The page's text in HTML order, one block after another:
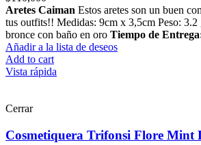
Aretes Caiman Estos aretes son un buen
tus outfits!! Medidas: 9cm x 3,5cm Peso:
bronce con baño en oro Tiempo de
Añadir a la lista de deseos
Add to cart
Vista rápida
Cerrar
Cosmetiquera Trifonsi Flore Mint